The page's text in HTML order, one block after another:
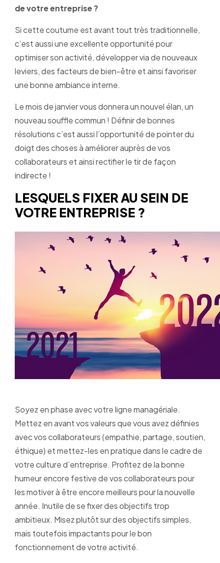
de votre entreprise ?
Si cette coutume est avant tout très traditionnelle,
c’est aussi une excellente opportunité pour
optimiser son activité, développer via de nouveaux
leviers, des facteurs de bien-être et ainsi favoriser
une bonne ambiance interne.
Le mois de janvier vous donnera un nouvel élan, un
nouveau souffle commun ! Définir de bonnes
résolutions c’est aussi l’opportunité de pointer du
doigt des choses à améliorer auprès de vos
collaborateurs et ainsi rectifier le tir de façon
indirecte !
LESQUELS FIXER AU SEIN DE
VOTRE ENTREPRISE ?
Soyez en phase avec votre ligne managériale.
Mettez en avant vos valeurs que vous avez définies
avec vos collaborateurs (empathie, partage, soutien,
éthique) et mettez-les en pratique dans le cadre de
votre culture d’entreprise. Profitez de la bonne
humeur encore festive de vos collaborateurs pour
les motiver à être encore meilleurs pour la nouvelle
année. Inutile de se fixer des objectifs trop
ambitieux. Misez plutôt sur des objectifs simples,
mais toutefois impactants pour le bon
fonctionnement de votre activité.